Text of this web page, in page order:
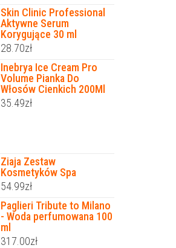
Skin Clinic Professional
Aktywne Serum
Korygujące 30 ml
28.70zł
Inebrya Ice Cream Pro
Volume Pianka Do
Włosów Cienkich 200Ml
35.49zł
Ziaja Zestaw
Kosmetyków Spa
54.99zł
Paglieri Tribute to Milano
- Woda perfumowana 100
ml
317.00zł